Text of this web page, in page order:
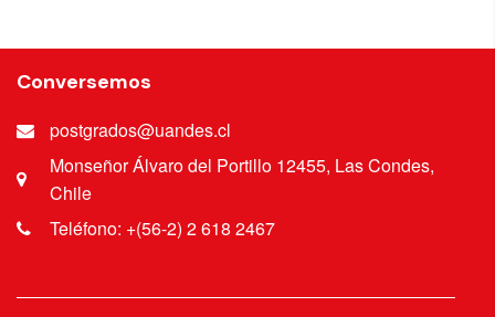
Conversemos
postgrados@uandes.cl
Monseñor Álvaro del Portillo 12455, Las Condes,
Chile
Teléfono: +(56-2) 2 618 2467